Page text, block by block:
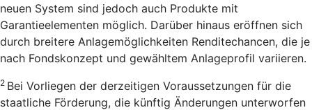
neuen System sind jedoch auch Produkte mit
Garantieelementen möglich. Darüber hinaus eröffnen sich
durch breitere Anlagemöglichkeiten Renditechancen, die je
nach Fondskonzept und gewähltem Anlageprofil variieren.
2 Bei Vorliegen der derzeitigen Voraussetzungen für die
staatliche Förderung, die künftig Änderungen unterworfen